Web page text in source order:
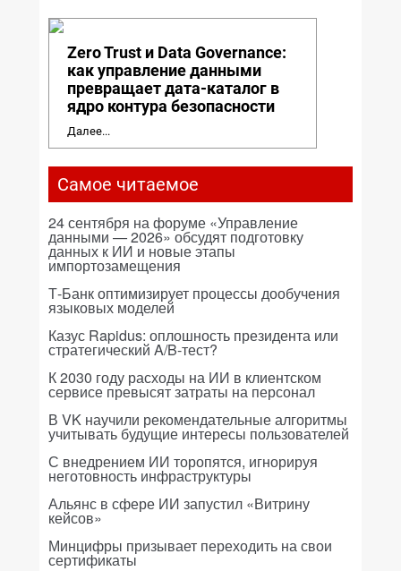
Zero Trust и Data Governance:
как управление данными
превращает дата-каталог в
ядро контура безопасности
Далее...
Самое читаемое
24 сентября на форуме «Управление
данными — 2026» обсудят подготовку
данных к ИИ и новые этапы
импортозамещения
Т-Банк оптимизирует процессы дообучения
языковых моделей
Казус Rapidus: оплошность президента или
стратегический A/B-тест?
К 2030 году расходы на ИИ в клиентском
сервисе превысят затраты на персонал
В VK научили рекомендательные алгоритмы
учитывать будущие интересы пользователей
С внедрением ИИ торопятся, игнорируя
неготовность инфраструктуры
Альянс в сфере ИИ запустил «Витрину
кейсов»
Минцифры призывает переходить на свои
сертификаты